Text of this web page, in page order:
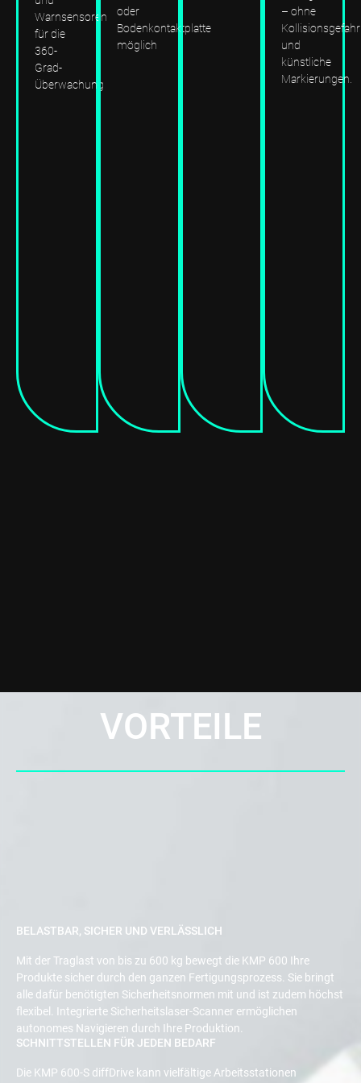
Warnsensoren
für die
360-
Grad-
Überwachung
oder
Bodenkontaktplatte
möglich
– ohne
Kollisionsgefahr
und
künstliche
Markierungen.
VORTEILE
BELASTBAR, SICHER UND VERLÄSSLICH
Mit der Traglast von bis zu 600 kg bewegt die KMP 600 Ihre
Produkte sicher durch den ganzen Fertigungsprozess. Sie bringt
alle dafür benötigten Sicherheitsnormen mit und ist zudem höchst
flexibel. Integrierte Sicherheitslaser-Scanner ermöglichen
autonomes Navigieren durch Ihre Produktion.
SCHNITTSTELLEN FÜR JEDEN BEDARF
Die KMP 600-S diffDrive kann vielfältige Arbeitsstationen